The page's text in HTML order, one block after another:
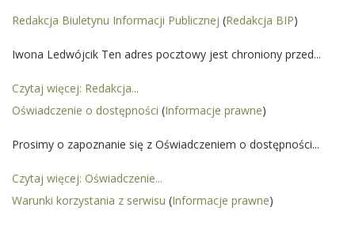
Redakcja Biuletynu Informacji Publicznej (Redakcja BIP)
Iwona Ledwójcik Ten adres pocztowy jest chroniony przed...
Czytaj więcej: Redakcja...
Oświadczenie o dostępności (Informacje prawne)
Prosimy o zapoznanie się z Oświadczeniem o dostępności...
Czytaj więcej: Oświadczenie...
Warunki korzystania z serwisu (Informacje prawne)